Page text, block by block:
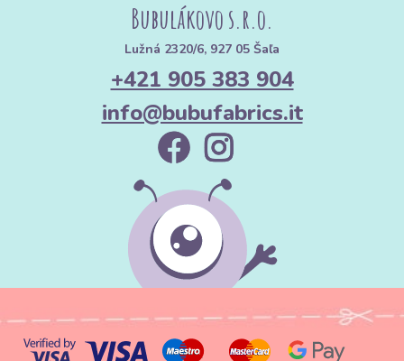
Bubulákovo s.r.o.
Lužná 2320/6, 927 05 Šaľa
+421 905 383 904
info@bubufabrics.it